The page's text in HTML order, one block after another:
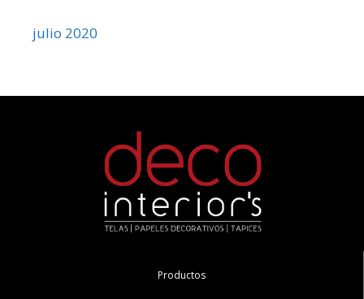
julio 2020
Productos